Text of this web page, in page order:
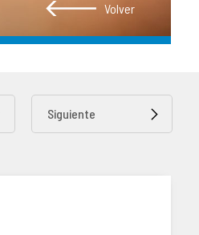
Volver
Siguiente